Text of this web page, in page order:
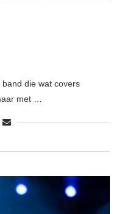
die wat covers
met …